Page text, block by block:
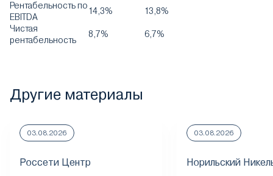
Рентабельность по
EBITDA
14,3%
13,8%
Чистая
рентабельность
8,7% 6,7%
Другие материалы
03.08.2026
Россети Центр
03.08.2026
Норильский